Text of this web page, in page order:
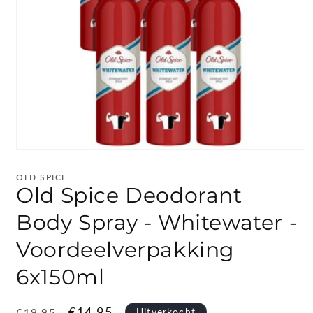
openen
modaal
OLD SPICE
Old Spice Deodorant
Body Spray - Whitewater -
Voordeelverpakking
6x150ml